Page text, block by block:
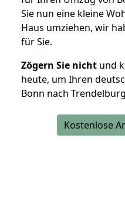
Sie nun eine kleine
Haus umziehen, wir
für Sie.
Zögern Sie nicht und
heute, um Ihren
Bonn nach
Kostenlose